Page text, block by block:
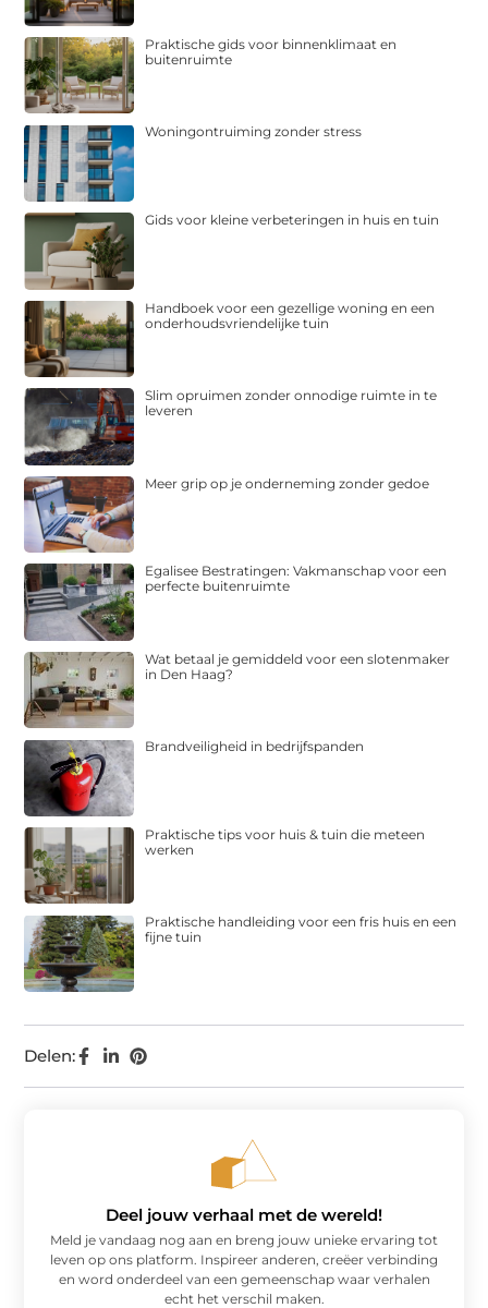
Delen:
Praktische gids voor binnenklimaat en
buitenruimte
Woningontruiming zonder stress
Gids voor kleine verbeteringen in huis en tuin
Handboek voor een gezellige woning en een
onderhoudsvriendelijke tuin
Slim opruimen zonder onnodige ruimte in te
leveren
Meer grip op je onderneming zonder gedoe
Egalisee Bestratingen: Vakmanschap voor een
perfecte buitenruimte
Wat betaal je gemiddeld voor een slotenmaker
in Den Haag?
Brandveiligheid in bedrijfspanden
Praktische tips voor huis & tuin die meteen
werken
Praktische handleiding voor een fris huis en een
fijne tuin
Deel jouw verhaal met de wereld!
Meld je vandaag nog aan en breng jouw unieke ervaring tot
leven op ons platform. Inspireer anderen, creëer verbinding
en word onderdeel van een gemeenschap waar verhalen
echt het verschil maken.